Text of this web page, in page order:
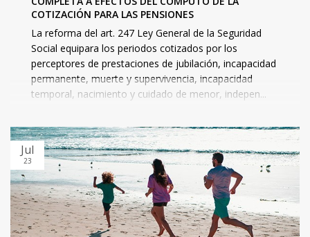
COTIZACIÓN PARA LAS PENSIONES
La reforma del art. 247 Ley General de la Seguridad
Social equipara los periodos cotizados por los
perceptores de prestaciones de jubilación, incapacidad
permanente, muerte y supervivencia, incapacidad
temporal, nacimiento y cuidado de menor, indepen...
Jul
23